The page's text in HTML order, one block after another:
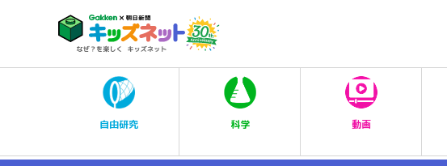
自由研究 科学 動画